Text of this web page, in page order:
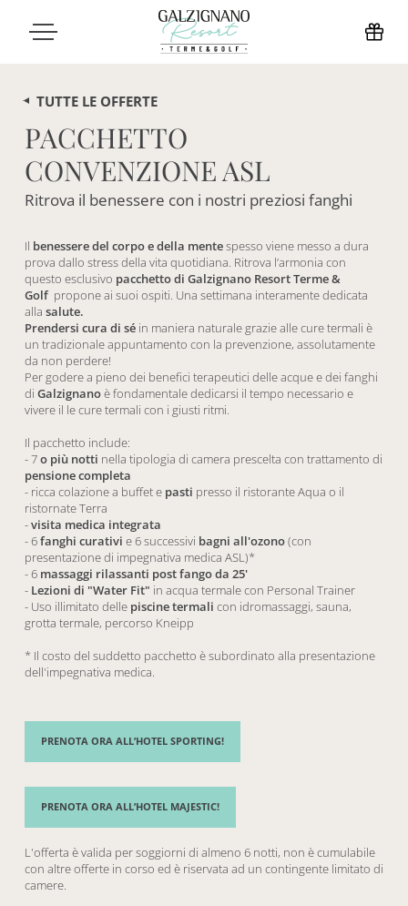
TUTTE LE OFFERTE
PACCHETTO
CONVENZIONE ASL
Ritrova il benessere con i nostri preziosi fanghi
Il benessere del corpo e della mentespesso viene messo a dura
prova dallo stress della vita quotidiana. Ritrova l’armonia con
questo esclusivo pacchetto di Galzignano Resort Terme &
Golf propone ai suoi ospiti. Una settimana interamente dedicata
alla salute.
Prendersi cura di sé in maniera naturale grazie allecuretermali è
un tradizionale appuntamento con la prevenzione, assolutamente
da non perdere!
Per godere a pieno dei benefici terapeutici delle acque e dei fanghi
di Galzignanoè fondamentale dedicarsi il tempo necessario e
vivere il lecuretermali con i giusti ritmi.
Il pacchetto include:
- 7o più notti nella tipologia di camera prescelta con trattamento di
pensione completa
- ricca colazione a buffet e pasti presso il ristorante Aqua o il
ristornate Terra
-visita medica integrata
- 6fanghi curativi e 6 successivi bagni all'ozono(con
presentazione di impegnativa medica ASL)*
- 6 massaggi rilassanti post fango da 25'
- Lezioni di "Water Fit" in acqua termale con Personal Trainer
- Uso illimitato delle piscine termali con idromassaggi, sauna,
grotta termale, percorso Kneipp
* Il costo del suddetto pacchetto è subordinato alla presentazione
dell'impegnativa medica.
PRENOTA ORA ALL’HOTEL SPORTING!
PRENOTA ORA ALL’HOTEL MAJESTIC!
L'offerta è valida per soggiorni di almeno 6 notti, non è cumulabile
con altre offerte in corso ed è riservata ad un contingente limitato di
camere.